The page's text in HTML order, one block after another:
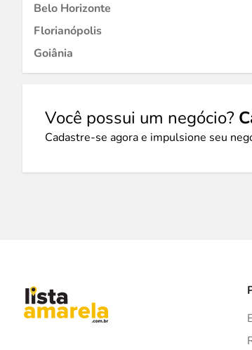
Belo Horizonte
Florianópolis
Goiânia
Você possui um negócio?
Cadastre-se agora e impulsione seu